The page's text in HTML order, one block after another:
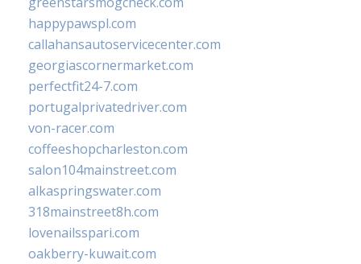
happypawspl.com
callahansautoservicecenter.com
georgiascornermarket.com
perfectfit24-7.com
portugalprivatedriver.com
von-racer.com
coffeeshopcharleston.com
salon104mainstreet.com
alkaspringswater.com
318mainstreet8h.com
lovenailsspari.com
oakberry-kuwait.com